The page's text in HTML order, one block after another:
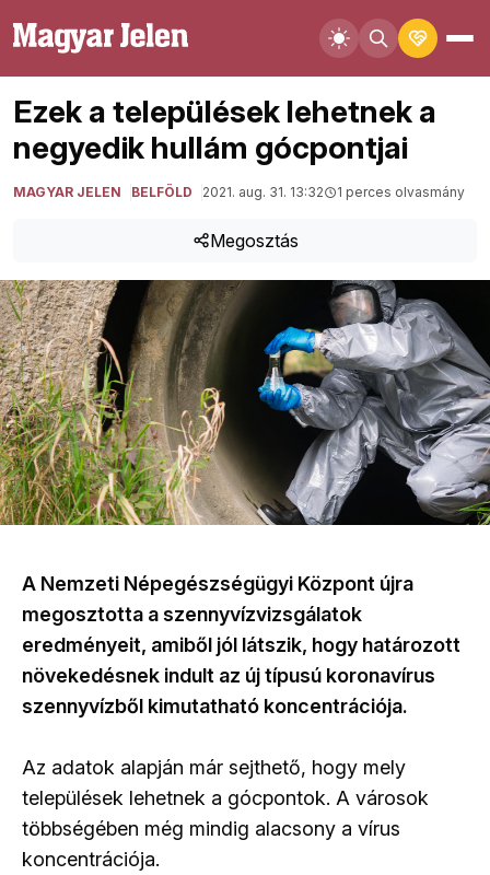
Ezek a települések lehetnek a
negyedik hullám gócpontjai
MAGYAR JELEN BELFÖLD 2021. aug. 31. 13:32 1 perces olvasmány
Megosztás
A Nemzeti Népegészségügyi Központ újra
megosztotta a szennyvízvizsgálatok
eredményeit, amiből jól látszik, hogy határozott
növekedésnek indult az új típusú koronavírus
szennyvízből kimutatható koncentrációja.
Az adatok alapján már sejthető, hogy mely
települések lehetnek a gócpontok. A városok
többségében még mindig alacsony a vírus
koncentrációja.